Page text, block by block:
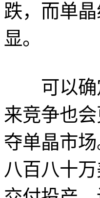
跌，而单
显。
可以确定
来竞争也
夺单晶市
八百八十